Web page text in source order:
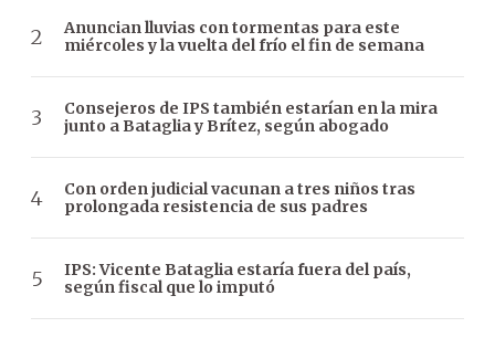
Anuncian lluvias con tormentas para este
miércoles y la vuelta del frío el fin de semana
Consejeros de IPS también estarían en la mira
junto a Bataglia y Brítez, según abogado
Con orden judicial vacunan a tres niños tras
prolongada resistencia de sus padres
IPS: Vicente Bataglia estaría fuera del país,
según fiscal que lo imputó